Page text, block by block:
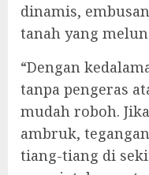
dinamis,
tanah yang
“Dengan
tanpa pengeras
mudah roboh.
ambruk,
tiang-tiang di